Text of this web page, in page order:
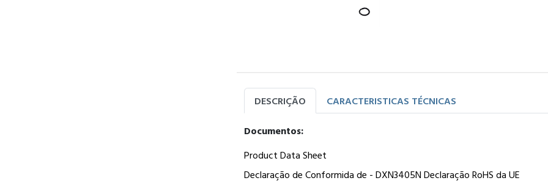
DESCRIÇÃO CARACTERISTICAS TÉCNICAS
Documentos:
Product Data Sheet
Declaração de Conformida de - DXN3405N Declaração RoHS da UE